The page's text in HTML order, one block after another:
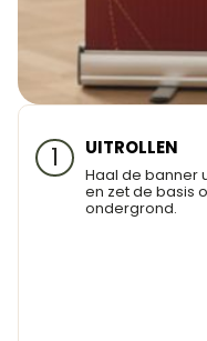
1 UITROLLEN
Haal de banner
en zet de basis
ondergrond.